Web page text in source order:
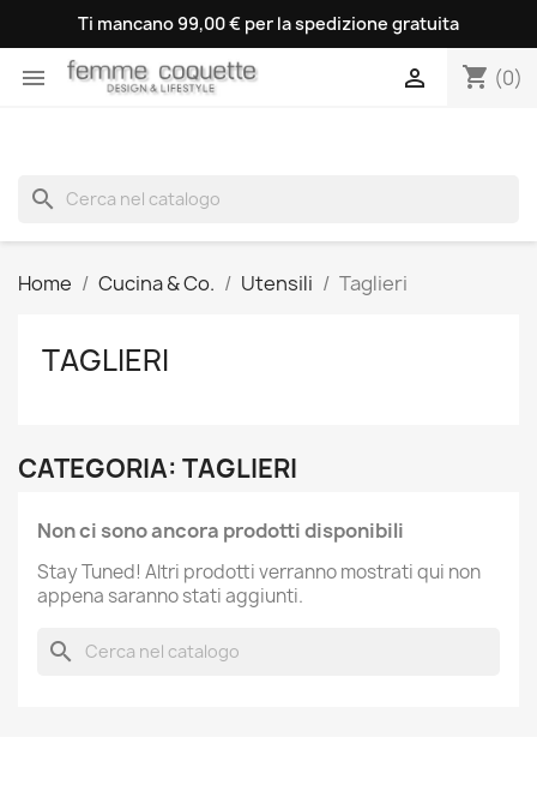
Ti mancano 99,00 € per la spedizione gratuita
 shopping_cart (0)

search
Home Cucina & Co. Utensili Taglieri
TAGLIERI
CATEGORIA: TAGLIERI
Non ci sono ancora prodotti disponibili
Stay Tuned! Altri prodotti verranno mostrati qui non
appena saranno stati aggiunti.
search